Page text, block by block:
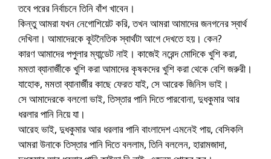
তবে পরের নির্বাচনে তিনি বাঁশ খাবেন।
কিন্তু আমরা যখন নেগোশিয়েট করি, তখন আমরা আমাদের জনগনের স্বার্থ
দেখিনা। আমাদেরকে কূটনৈতিক স্বার্থটা আগে দেখতে হয়। কেন?
কারণ আমাদের পপুলার ম্যান্ডেট নাই। কাজেই নরেন্দ মোদিকে খুশি করা,
মমতা ব্যানার্জীকে খুশি করা আমাদের কৃষকদের খুশি করা থেকে বেশি জরুরী।
যাহোক, মমতা ব্যানার্জীর কাছে ফেরত যাই, সে আরেক জিনিস ভাই।
সে আমাদেরকে বললো ভাই, তিস্তার পানি দিতে পারবোনা, দুধকুমার আর
ধরলার পানি নিয়ে যা।
আরেহ ভাই, দুধকুমার আর ধরলার পানি বাংলাদেশ এমনেই পায়, বেসিকলি
আমরা উনাকে তিস্তার পানি দিতে বললাম, তিনি বললেন, হারামজাদা,